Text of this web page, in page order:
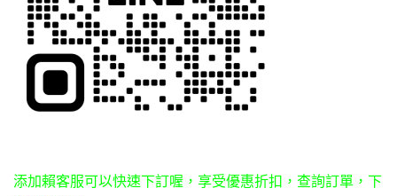
添加賴客服可以快速下訂喔，享受優惠折扣，查詢訂單，下